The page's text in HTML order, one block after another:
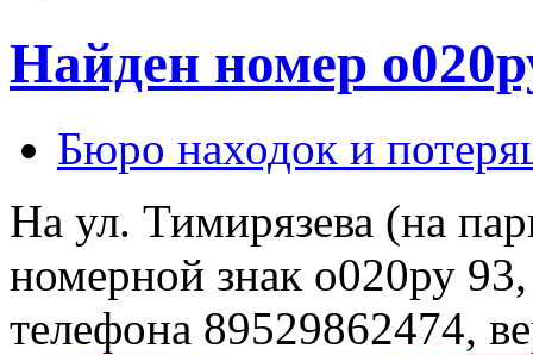
Найден номер
Бюро находок и
На ул. Тимирязева (на
номерной знак о020ру
телефона 89529862474,